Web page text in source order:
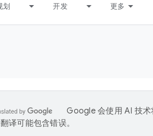
划 开发 更多
Google 会使用 AI 技术
译可能包含错误。